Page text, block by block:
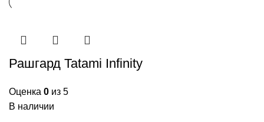
Рашгард Tatami Infinity
Оценка 0 из 5
В наличии